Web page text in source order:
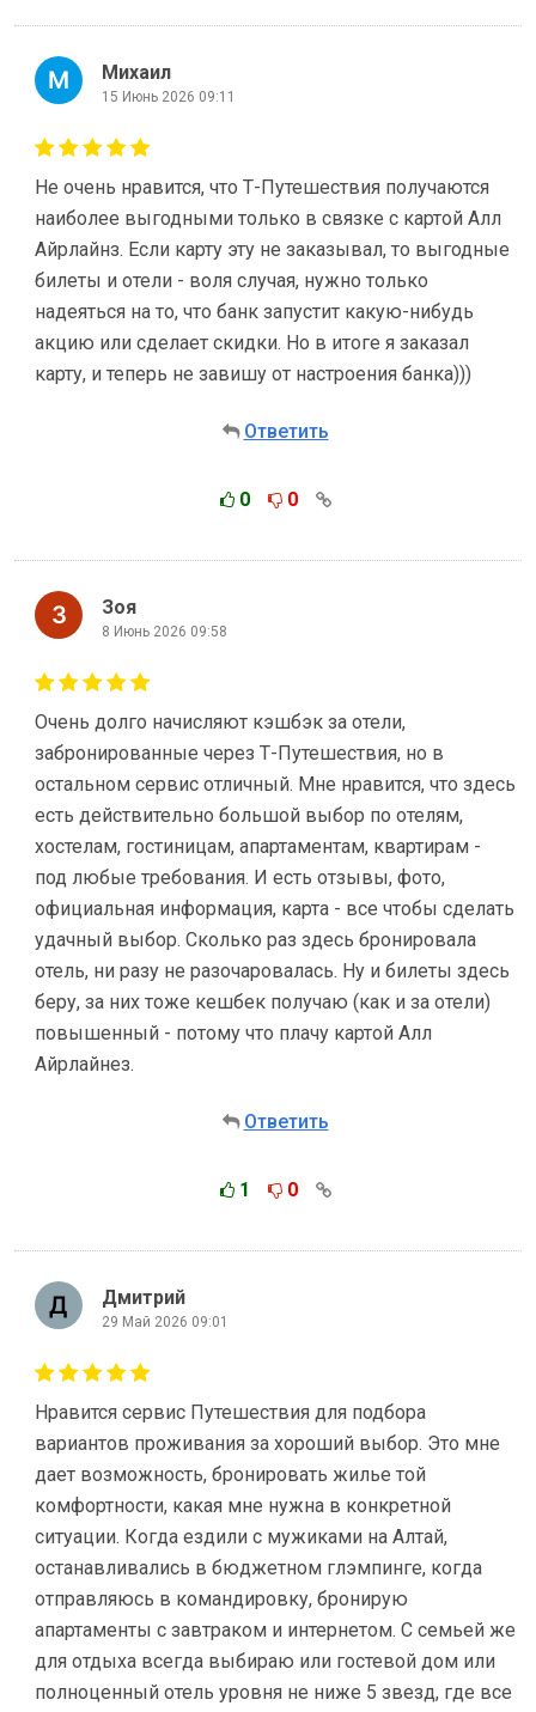
Михаил
15 Июнь 2026 09:11
Не очень нравится, что Т-Путешествия получаются
наиболее выгодными только в связке с картой Алл
Айрлайнз. Если карту эту не заказывал, то выгодные
билеты и отели - воля случая, нужно только
надеяться на то, что банк запустит какую-нибудь
акцию или сделает скидки. Но в итоге я заказал
карту, и теперь не завишу от настроения банка)))
Ответить
0 0
Зоя
8 Июнь 2026 09:58
Очень долго начисляют кэшбэк за отели,
забронированные через Т-Путешествия, но в
остальном сервис отличный. Мне нравится, что здесь
есть действительно большой выбор по отелям,
хостелам, гостиницам, апартаментам, квартирам -
под любые требования. И есть отзывы, фото,
официальная информация, карта - все чтобы сделать
удачный выбор. Сколько раз здесь бронировала
отель, ни разу не разочаровалась. Ну и билеты здесь
беру, за них тоже кешбек получаю (как и за отели)
повышенный - потому что плачу картой Алл
Айрлайнез.
Ответить
1 0
Дмитрий
29 Май 2026 09:01
Нравится сервис Путешествия для подбора
вариантов проживания за хороший выбор. Это мне
дает возможность, бронировать жилье той
комфортности, какая мне нужна в конкретной
ситуации. Когда ездили с мужиками на Алтай,
останавливались в бюджетном глэмпинге, когда
отправляюсь в командировку, бронирую
апартаменты с завтраком и интернетом. С семьей же
для отдыха всегда выбираю или гостевой дом или
полноценный отель уровня не ниже 5 звезд, где все